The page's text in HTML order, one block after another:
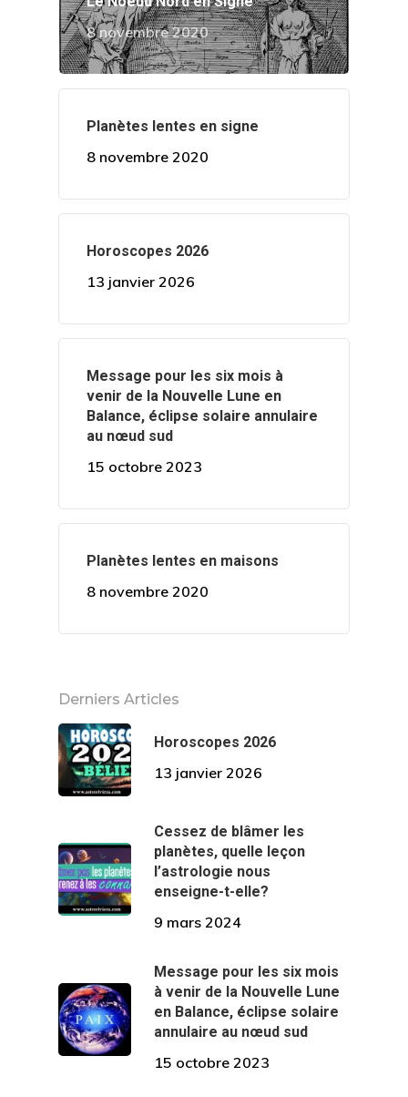
8 novembre 2020
Planètes lentes en signe
8 novembre 2020
Horoscopes 2026
13 janvier 2026
Message pour les six mois à
venir de la Nouvelle Lune en
Balance, éclipse solaire annulaire
au nœud sud
15 octobre 2023
Planètes lentes en maisons
8 novembre 2020
Derniers Articles
Horoscopes 2026
13 janvier 2026
Cessez de blâmer les
planètes, quelle leçon
l’astrologie nous
enseigne-t-elle?
9 mars 2024
Message pour les six mois
à venir de la Nouvelle Lune
en Balance, éclipse solaire
annulaire au nœud sud
15 octobre 2023